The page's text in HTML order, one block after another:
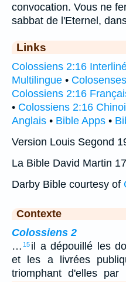
convocation. Vous ne
sabbat de l'Eternel,
Links
Colossiens 2:16
Multilingue •
Colossiens 2:16
• Colossiens 2:16
Anglais • Bible Apps •
Version Louis Segond
La Bible David Martin
Darby Bible courtesy of
Contexte
Colossiens 2
… 15 il a dépouillé les
et les a livrées
triomphant d'elles par